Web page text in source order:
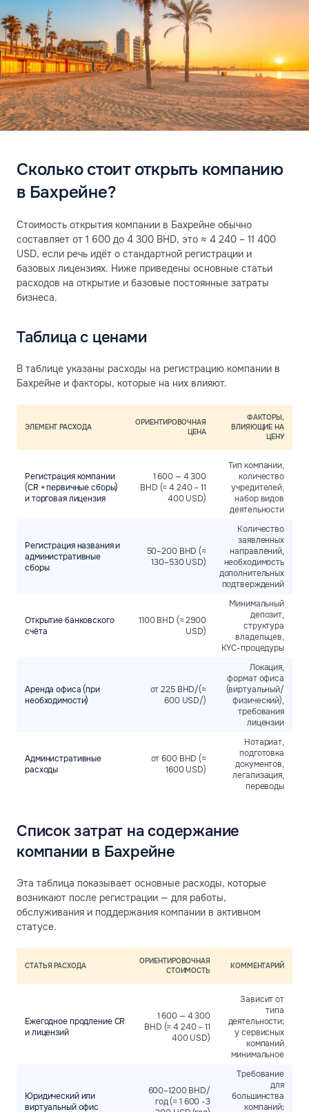
Сколько стоит открыть компанию
в Бахрейне?
Стоимость открытия компании в Бахрейне обычно
составляет от 1 600 до 4 300 BHD, это ≈ 4 240 – 11 400
USD, если речь идёт о стандартной регистрации и
базовых лицензиях. Ниже приведены основные статьи
расходов на открытие и базовые постоянные затраты
бизнеса.
Таблица с ценами
В таблице указаны расходы на регистрацию компании в
Бахрейне и факторы, которые на них влияют.
ЭЛЕМЕНТ РАСХОДА
ОРИЕНТИРОВОЧНАЯ
ЦЕНА
ФАКТОРЫ,
ВЛИЯЮЩИЕ НА
ЦЕНУ
Регистрация компании
(CR + первичные сборы)
и торговая лицензия
1 600 — 4 300
BHD (≈ 4 240 – 11
400 USD)
Тип компании,
количество
учредителей,
набор видов
деятельности
Регистрация названия и
административные
сборы
50–200 BHD (≈
130–530 USD)
Количество
заявленных
направлений,
необходимость
дополнительных
подтверждений
Открытие банковского
счёта
1100 BHD (≈ 2900
USD)
Минимальный
депозит,
структура
владельцев,
KYC-процедуры
Аренда офиса (при
необходимости)
от 225 BHD/(≈
600 USD/)
Локация,
формат офиса
(виртуальный/
физический),
требования
лицензии
Административные
расходы
от 600 BHD (≈
1600 USD)
Нотариат,
подготовка
документов,
легализация,
переводы
Список затрат на содержание
компании в Бахрейне
Эта таблица показывает основные расходы, которые
возникают после регистрации — для работы,
обслуживания и поддержания компании в активном
статусе.
СТАТЬЯ РАСХОДА
ОРИЕНТИРОВОЧНАЯ
СТОИМОСТЬ
КОММЕНТАРИЙ
Ежегодное продление CR
и лицензий
1 600 — 4 300
BHD (≈ 4 240 – 11
400 USD)
Зависит от
типа
деятельности;
у сервисных
компаний
минимальное
Юридический или
виртуальный офис
600–1200 BHD/
год (≈ 1 600 -3
Требование
для
большинства
компаний;